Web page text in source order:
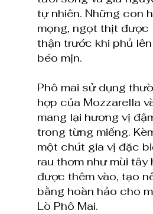
tự nhiên. Những con
mọng, ngọt thịt được
thận trước khi phủ
béo mịn.
Phô mai sử dụng
hợp của Mozzarella
mang lại hương vị
trong từng miếng.
một chút gia vị đặc
rau thơm như mùi tây
được thêm vào, tạo
bằng hoàn hảo cho
Lò Phô Mai.